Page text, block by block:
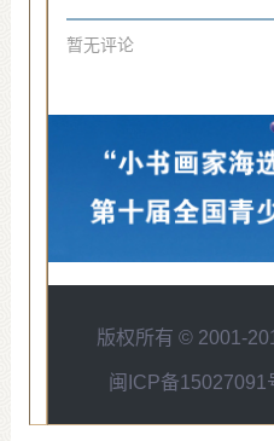
暂无评论
版权所有 © 2001-
闽ICP备15027091